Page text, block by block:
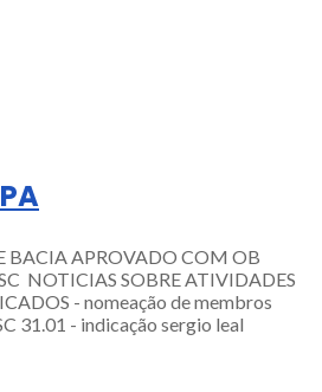
BACIA APROVADO COM OB
NOTICIAS SOBRE ATIVIDADES
- nomeação de membros
31.01 - indicação sergio leal